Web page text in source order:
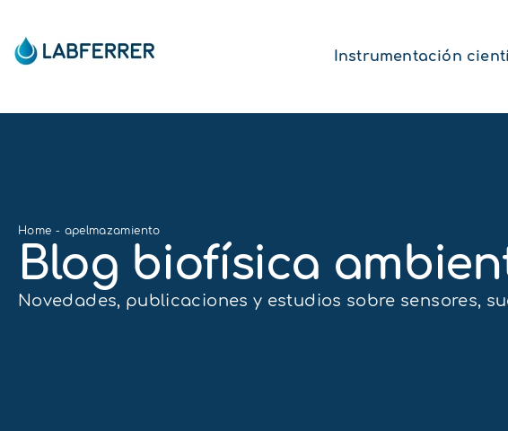
Instrumentación
Home - apelmazamiento
Blog biofísica
Novedades, publicaciones y estudios sobre sensores,